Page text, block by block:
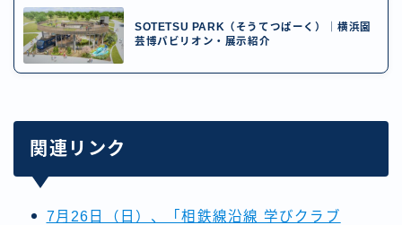
SOTETSU PARK（そうてつぱーく）｜横浜園
芸博パビリオン・展示紹介
関連リンク
7月26日（日）、「相鉄線沿線 学びクラブ